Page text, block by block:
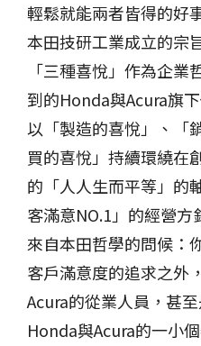
輕鬆就能兩者皆得的好
本田技研工業成立的宗
「三種喜悅」作為企
到的Honda與Acura旗
以「製造的喜悅」、「
買的喜悅」持續環繞在
的「人人生而平等」的
客滿意NO.1」的經營方
來自本田哲學的問候：
客戶滿意度的追求之外
Acura的從業人員，甚
Honda與Acura的一小